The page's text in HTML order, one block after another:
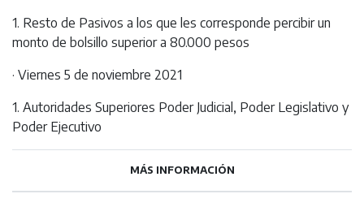
1. Resto de Pasivos a los que les corresponde percibir un
monto de bolsillo superior a 80.000 pesos
· Viernes 5 de noviembre 2021
1. Autoridades Superiores Poder Judicial, Poder Legislativo y
Poder Ejecutivo
MÁS INFORMACIÓN